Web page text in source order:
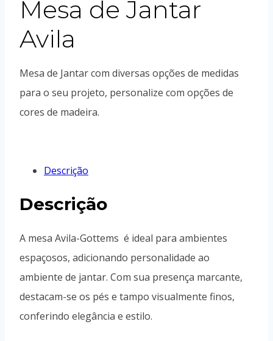
Mesa de Jantar
Avila
Mesa de Jantar com diversas opções de medidas
para o seu projeto, personalize com opções de
cores de madeira.
Descrição
Descrição
A mesa Avila-Gottems é ideal para ambientes
espaçosos, adicionando personalidade ao
ambiente de jantar. Com sua presença marcante,
destacam-se os pés e tampo visualmente finos,
conferindo elegância e estilo.